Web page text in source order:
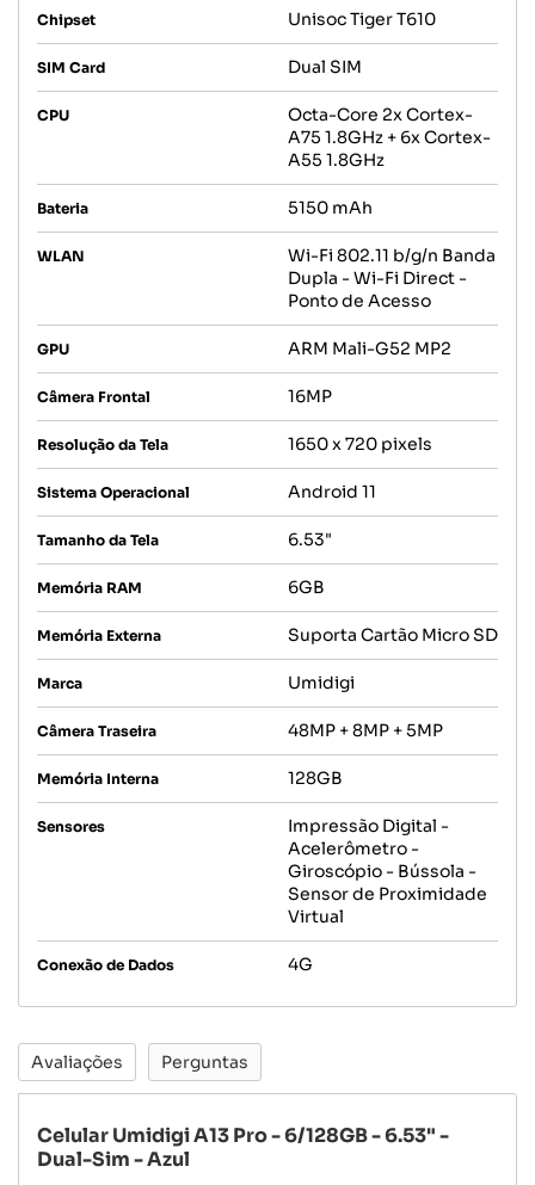
Chipset Unisoc Tiger T610
SIM Card Dual SIM
CPU
Octa-Core 2x Cortex-
A75 1.8GHz + 6x Cortex-
A55 1.8GHz
Bateria 5150 mAh
WLAN
Wi-Fi 802.11 b/g/n Banda
Dupla - Wi-Fi Direct -
Ponto de Acesso
GPU ARM Mali-G52 MP2
Câmera Frontal 16MP
Resolução da Tela 1650 x 720 pixels
Sistema Operacional Android 11
Tamanho da Tela 6.53"
Memória RAM 6GB
Memória Externa Suporta Cartão Micro SD
Marca Umidigi
Câmera Traseira 48MP + 8MP + 5MP
Memória Interna 128GB
Sensores
Impressão Digital -
Acelerômetro -
Giroscópio - Bússola -
Sensor de Proximidade
Virtual
Conexão de Dados 4G
Avaliações Perguntas
Celular Umidigi A13 Pro - 6/128GB - 6.53" -
Dual-Sim - Azul